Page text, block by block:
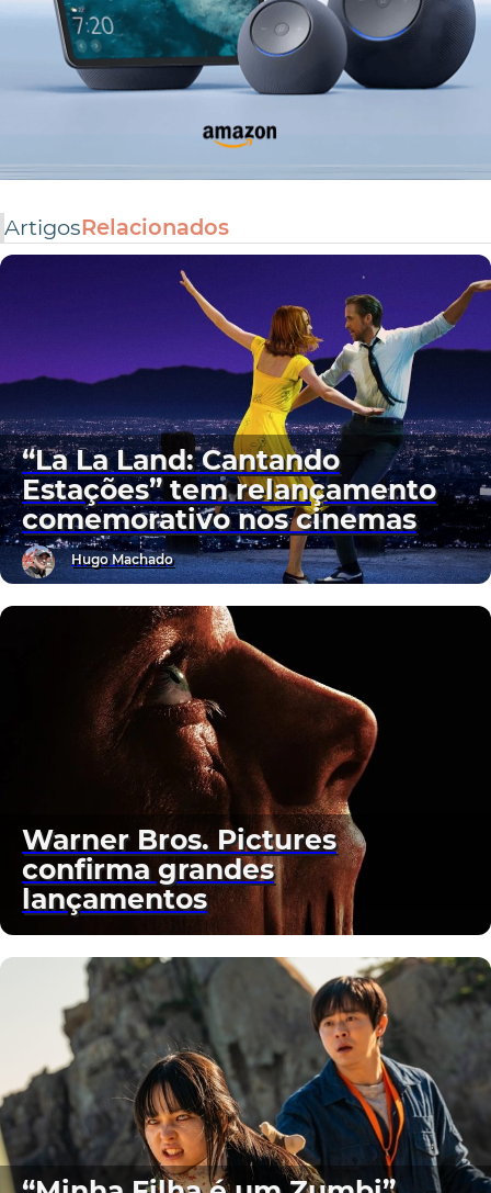
ArtigosRelacionados
“La La Land: Cantando
Estações” tem relançamento
comemorativo nos cinemas
Hugo Machado
Warner Bros. Pictures
confirma grandes
lançamentos